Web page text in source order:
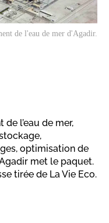
de l'eau de mer d'Agadir.
de l’eau de mer,
optimisation de
met le paquet.
tirée de La Vie Eco.